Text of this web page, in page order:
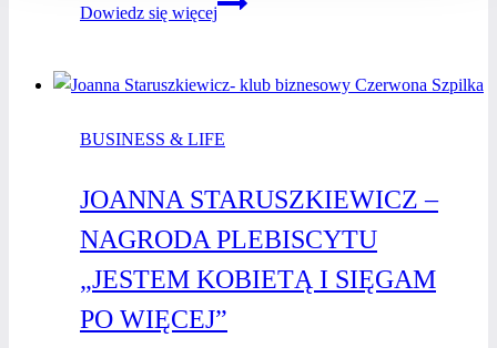
Dowiedz się więcej
wywiad
biznesu
BUSINESS & LIFE
JOANNA STARUSZKIEWICZ –
NAGRODA PLEBISCYTU
„JESTEM KOBIETĄ I SIĘGAM
PO WIĘCEJ”